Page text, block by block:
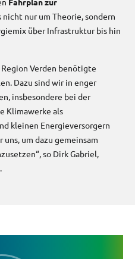
nicht nur um Theorie, sondern
über Infrastruktur bis hin
Verden benötigte
Dazu sind wir in enger
insbesondere bei der
Klimawerke als
kleinen Energieversorgern
um dazu gemeinsam
so Dirk Gabriel,